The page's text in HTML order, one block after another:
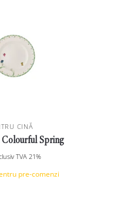
CINĂ
Colourful Spring
TVA 21%
pre-comenzi